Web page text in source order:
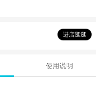
进店逛逛
使用说明